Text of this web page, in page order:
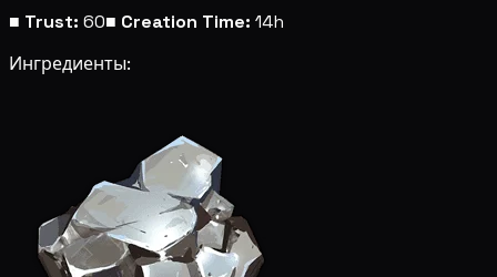
■ Trust: 60■ Creation Time: 14h
Ингредиенты: